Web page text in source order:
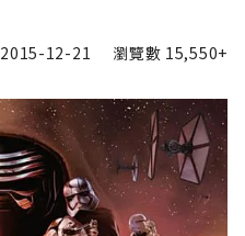
2015-12-21 瀏覽數 15,550+